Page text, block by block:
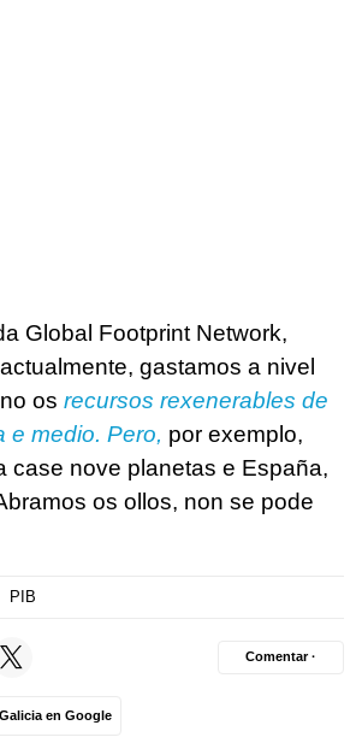
Global Footprint Network,
gastamos a nivel
os recursos rexenerables de
e medio. Pero, por exemplo,
case nove planetas e España,
os ollos, non se pode
PIB
en Google
Comentar ·